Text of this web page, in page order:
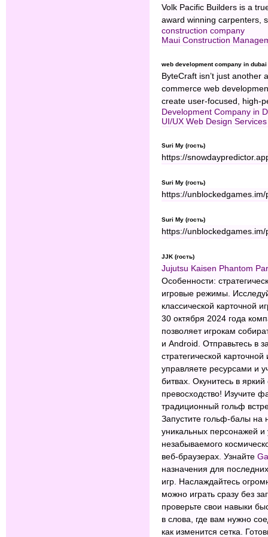
Volk Pacific Builders is a
award winning carpenters,
construction company
Maui Construction
web development company in dubai
ByteCraft isn’t just another
commerce web
create user-focused, high-
Development Company in
UI/UX Web Design
Suri My (гость)
https://
Suri My (гость)
https://unblockedgames.im/
Suri My (гость)
https://unblockedgames.im/
JJK (гость)
Jujutsu Kaisen Phantom
Особенности:
игровые режимы.
классической карточной
30 октября 2024 года
позволяет игрокам
и Android. Отправьтесь в
стратегической
управляете ресурсами и
битвах. Окунитесь в
превосходство! Изучите
традиционный гольф
Запустите гольф-балы на
уникальных персонажей
незабываемого
веб-браузерах. Узнайте
назначения для
игр. Наслаждайтесь
можно играть сразу без
проверьте свои навыки
в слова, где вам нужно
как изменится сетка.